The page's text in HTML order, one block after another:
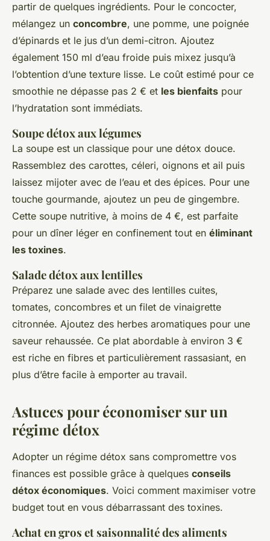
partir de quelques ingrédients. Pour le concocter,
mélangez un concombre, une pomme, une poignée
d’épinards et le jus d’un demi-citron. Ajoutez
également 150 ml d’eau froide puis mixez jusqu’à
l’obtention d’une texture lisse. Le coût estimé pour ce
smoothie ne dépasse pas 2 € et les bienfaits pour
l’hydratation sont immédiats.
Soupe détox aux légumes
La soupe est un classique pour une détox douce.
Rassemblez des carottes, céleri, oignons et ail puis
laissez mijoter avec de l’eau et des épices. Pour une
touche gourmande, ajoutez un peu de gingembre.
Cette soupe nutritive, à moins de 4 €, est parfaite
pour un dîner léger en confinement tout en éliminant
les toxines.
Salade détox aux lentilles
Préparez une salade avec des lentilles cuites,
tomates, concombres et un filet de vinaigrette
citronnée. Ajoutez des herbes aromatiques pour une
saveur rehaussée. Ce plat abordable à environ 3 €
est riche en fibres et particulièrement rassasiant, en
plus d’être facile à emporter au travail.
Astuces pour économiser sur un
régime détox
Adopter un régime détox sans compromettre vos
finances est possible grâce à quelques conseils
détox économiques. Voici comment maximiser votre
budget tout en vous débarrassant des toxines.
Achat en gros et saisonnalité des aliments